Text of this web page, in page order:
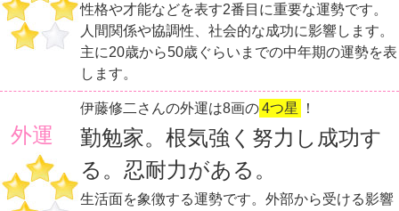
性格や才能などを表す2番目に重要な運勢です。
人間関係や協調性、社会的な成功に影響します。
主に20歳から50歳ぐらいまでの中年期の運勢を表
します。
外運
伊藤修二さんの外運は8画の4つ星 ！
勤勉家。根気強く努力し成功す
る。忍耐力がある。
生活面を象徴する運勢です。外部から受ける影響